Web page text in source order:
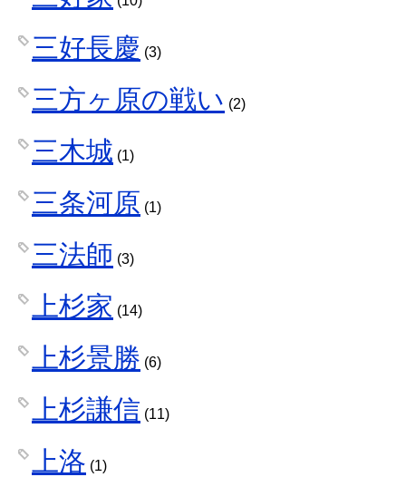
三好長慶 (3)
三方ヶ原の戦い (2)
三木城 (1)
三条河原 (1)
三法師 (3)
上杉家 (14)
上杉景勝 (6)
上杉謙信 (11)
上洛 (1)